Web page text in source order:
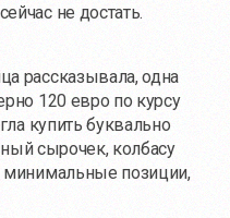
не достать.
рассказывала, одна
120 евро по курсу
купить буквально
сырочек, колбасу
минимальные позиции,